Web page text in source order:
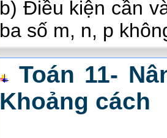
b) Điều kiện cần
ba số m, n, p
Toán 11-
Khoảng cách